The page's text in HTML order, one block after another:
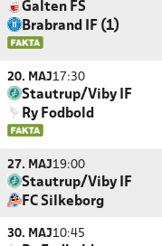
Galten FS
Brabrand IF (1)
20. MAJ17:30
Stautrup/Viby IF
Ry Fodbold
27. MAJ19:00
Stautrup/Viby IF
FC Silkeborg
30. MAJ10:45